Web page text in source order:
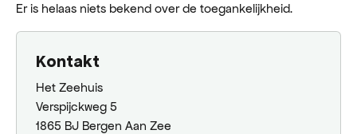
Er is helaas niets bekend over de toegankelijkheid.
Kontakt
Het Zeehuis
Verspijckweg 5
1865 BJ Bergen Aan Zee